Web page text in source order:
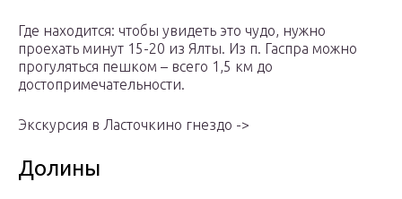
Где находится: чтобы увидеть это чудо, нужно
проехать минут 15-20 из Ялты. Из п. Гаспра можно
прогуляться пешком – всего 1,5 км до
достопримечательности.
Экскурсия в Ласточкино гнездо ->
Долины